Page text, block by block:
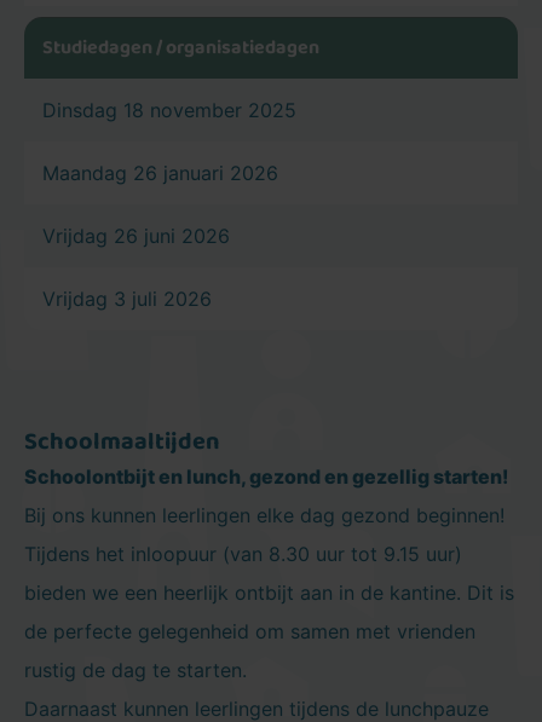
Tweede
pinksterdag
25 mei 2026
Studiedagen / organisatiedagen
Dinsdag 18 november 2025
Maandag 26 januari 2026
Vrijdag 26 juni 2026
Vrijdag 3 juli 2026
Schoolmaaltijden
Schoolontbijt en lunch, gezond en gezellig starten!
Bij ons kunnen leerlingen elke dag gezond beginnen!
Tijdens het inloopuur (van 8.30 uur tot 9.15 uur)
bieden we een heerlijk ontbijt aan in de kantine. Dit is
de perfecte gelegenheid om samen met vrienden
rustig de dag te starten.
Daarnaast kunnen leerlingen tijdens de lunchpauze